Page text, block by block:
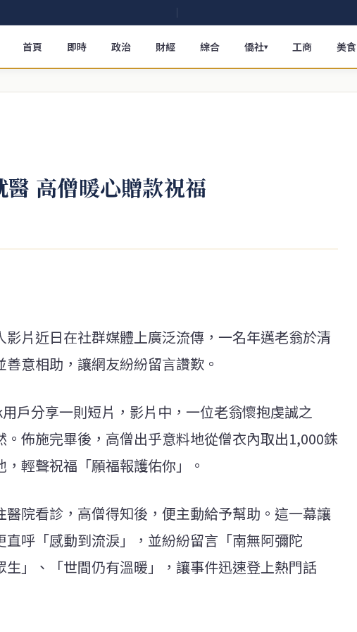
首頁 即時 政治 財經 綜合 僑社▾ 工商 美食
高僧暖心贈款祝福
影片近日在社群媒體上廣泛流傳，一名年邁老翁於清
意相助，讓網友紛紛留言讚歎。
戶分享一則短片，影片中，一位老翁懷抱虔誠之
佈施完畢後，高僧出乎意料地從僧衣內取出1,000銖
輕聲祝福「願福報護佑你」。
院看診，高僧得知後，便主動給予幫助。這一幕讓
呼「感動到流淚」，並紛紛留言「南無阿彌陀
」、「世間仍有溫暖」，讓事件迅速登上熱門話